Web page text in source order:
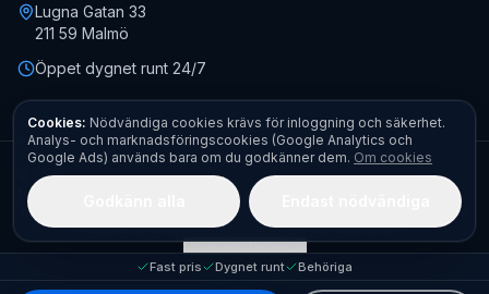
Lugna Gatan 33
211 59 Malmö
Öppet dygnet runt 24/7
2026 Jourpartner AB· Org.nr559451-0470· Alla rättigheter
förbehållna.
Kontakt
Fota felet – få pris direkt
Allmänna villkor
IntegritetspolicyCookiepolicyÅngerrättTillgänglighet
Cookieinställningar
Fast pris Dygnet runt Behöriga
Cookies: Nödvändiga cookies krävs för inloggning och säkerhet.
Analys- och marknadsföringscookies (Google Analytics och
Google Ads) används bara om du godkänner dem. Om cookies